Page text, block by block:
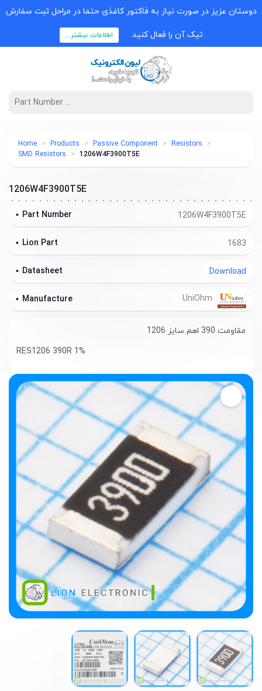
دوستان عزیز در صورت نیاز به فاکتور کاغذی حتما در مراحل ثبت سفارش
تیک آن را فعال کنید. اطلاعات بیشتر...
Home Products Passive Component
Resistors
SMD Resistors
1206W4F3900T5E
1206W4F3900T5E
1206W4F3900T5E
Part Number
1683
Lion Part
Download
Datasheet
Manufacture
مقاومت 390 اهم سایز 1206
RES1206 390R 1%